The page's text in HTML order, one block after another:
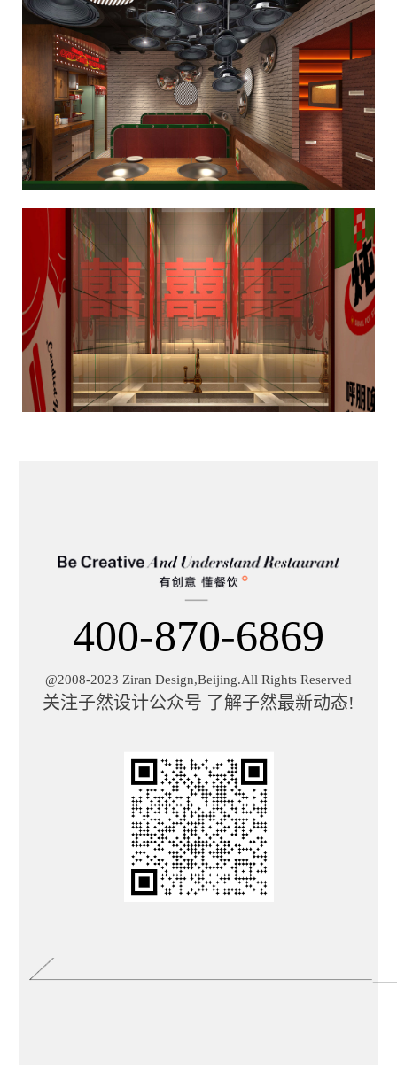
400-870-6869
@2008-2023 Ziran Design,Beijing.All Rights Reserved
关注子然设计公众号 了解子然最新动态!
客莱堡·汉堡